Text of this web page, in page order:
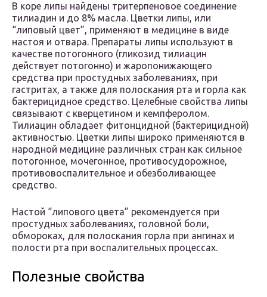
В коре липы найдены тритерпеновое соединение
тилиадин и до 8% масла. Цветки липы, или
“липовый цвет”, применяют в медицине в виде
настоя и отвара. Препараты липы используют в
качестве потогонного (гликозид тилиацин
действует потогонно) и жаропонижающего
средства при простудных заболеваниях, при
гастритах, а также для полоскания рта и горла как
бактерицидное средство. Целебные свойства липы
связывают с кверцетином и кемпферолом.
Тилиацин обладает фитонцидной (бактерицидной)
активностью. Цветки липы широко применяются в
народной медицине различных стран как сильное
потогонное, мочегонное, противосудорожное,
противовоспалительное и обезболивающее
средство.
Настой “липового цвета” рекомендуется при
простудных заболеваниях, головной боли,
обмороках, для полоскания горла при ангинах и
полости рта при воспалительных процессах.
Полезные свойства